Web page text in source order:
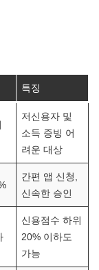
특징
저신용자 및
소득 증빙 어
려운 대상
간편 앱 신청,
신속한 승인
신용점수 하위
20% 이하도
가능